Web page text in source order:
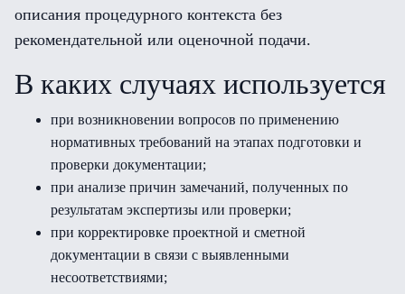
описания процедурного контекста без
рекомендательной или оценочной подачи.
В каких случаях используется
при возникновении вопросов по применению
нормативных требований на этапах подготовки и
проверки документации;
при анализе причин замечаний, полученных по
результатам экспертизы или проверки;
при корректировке проектной и сметной
документации в связи с выявленными
несоответствиями;